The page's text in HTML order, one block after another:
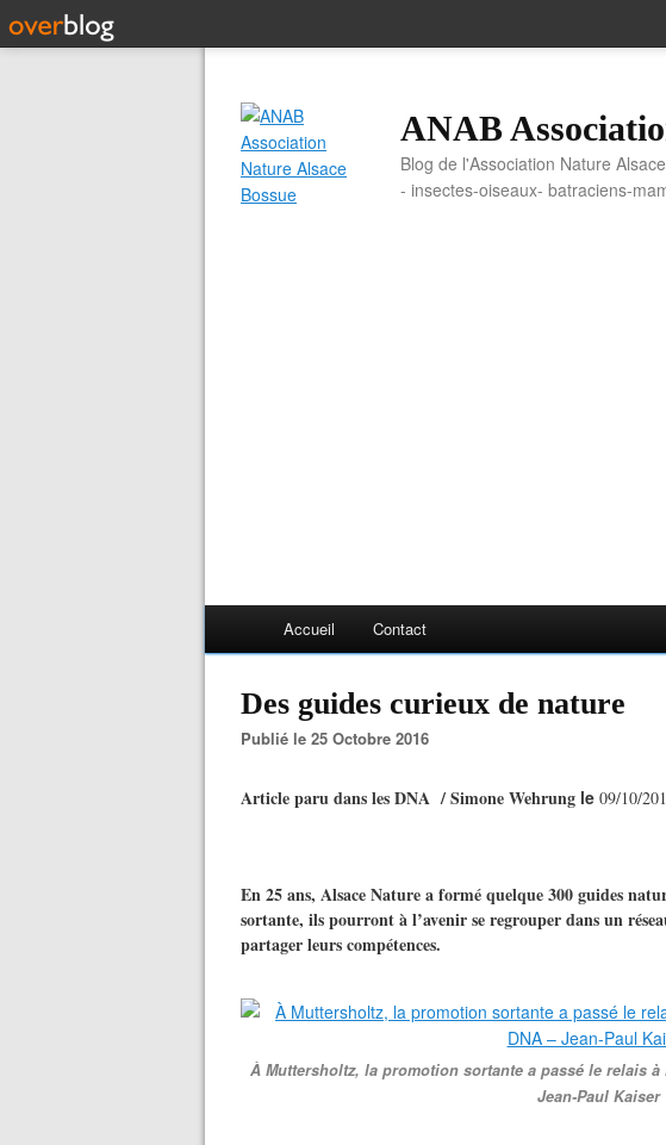
ANAB
Blog de l'Association Nature
- insectes-oiseaux- batraciens-
Accueil Contact
Des guides curieux de nature
Publié le 25 Octobre 2016
Article paru dans les DNA / Simone Wehrung le 09/10/
En 25 ans, Alsace Nature a formé quelque 300 guides
sortante, ils pourront à l’avenir se regrouper dans un
partager leurs compétences.
À Muttersholtz, la promotion sortante a passé le relais
Jean-Paul Kaiser